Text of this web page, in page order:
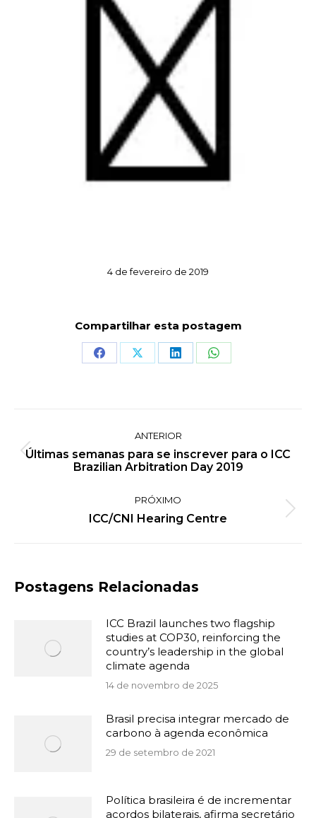
4 de fevereiro de 2019
Compartilhar esta postagem
Share Share Share Share
de
post:
ANTERIOR
Post
anterior:
Últimas semanas para se inscrever para o ICC
Brazilian Arbitration Day 2019
PRÓXIMO
Próximo
post:
ICC/CNI Hearing Centre
Postagens Relacionadas
ICC Brazil launches two flagship
studies at COP30, reinforcing the
country’s leadership in the global
climate agenda
14 de novembro de 2025
Brasil precisa integrar mercado de
carbono à agenda econômica
29 de setembro de 2021
Política brasileira é de incrementar
acordos bilaterais, afirma secretário